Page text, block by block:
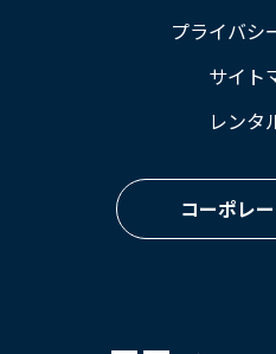
プライバシ
サイト
レンタ
コーポレ